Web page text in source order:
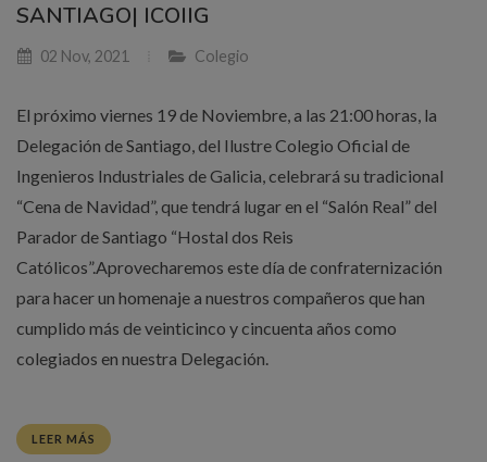
SANTIAGO| ICOIIG
02 Nov, 2021 Colegio
El próximo viernes 19 de Noviembre, a las 21:00 horas, la
Delegación de Santiago, del Ilustre Colegio Oficial de
Ingenieros Industriales de Galicia, celebrará su tradicional
“Cena de Navidad”, que tendrá lugar en el “Salón Real” del
Parador de Santiago “Hostal dos Reis
Católicos”.Aprovecharemos este día de confraternización
para hacer un homenaje a nuestros compañeros que han
cumplido más de veinticinco y cincuenta años como
colegiados en nuestra Delegación.
LEER MÁS